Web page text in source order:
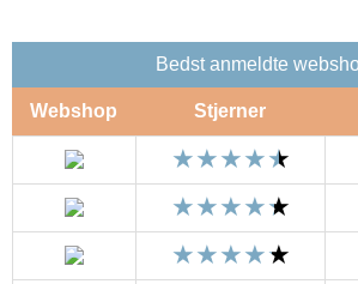
Bedst anmeldte
Webshop Stjerner